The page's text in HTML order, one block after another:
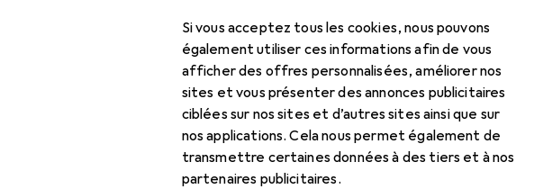
Si vous acceptez tous les cookies, nous pouvons
également utiliser ces informations afin de vous
afficher des offres personnalisées, améliorer nos
sites et vous présenter des annonces publicitaires
ciblées sur nos sites et d’autres sites ainsi que sur
nos applications. Cela nous permet également de
transmettre certaines données à des tiers et à nos
partenaires publicitaires.